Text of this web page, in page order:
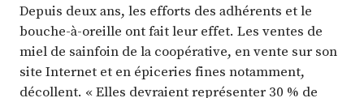
Depuis deux ans, les efforts des adhérents et le
bouche-à-oreille ont fait leur effet. Les ventes de
miel de sainfoin de la coopérative, en vente sur son
site Internet et en épiceries fines notamment,
décollent. « Elles devraient représenter 30 % de